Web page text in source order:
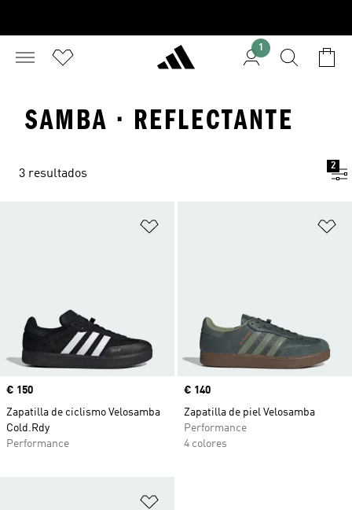
1
SAMBA · REFLECTANTE
3 resultados
2
Precio
€ 150
Zapatilla de ciclismo Velosamba
Cold.Rdy
Performance
Precio
€ 140
Zapatilla de piel Velosamba
Performance
4 colores